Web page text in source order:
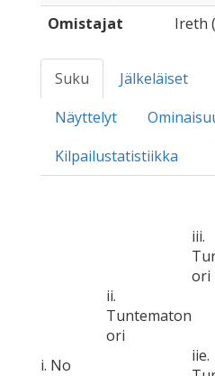
Omistajat
Ireth (
Suku Jälkeläiset
Näyttelyt
Kilpailustatistiikka
i. No
ii.
Tuntematon
ori
iii.
ori
iie.